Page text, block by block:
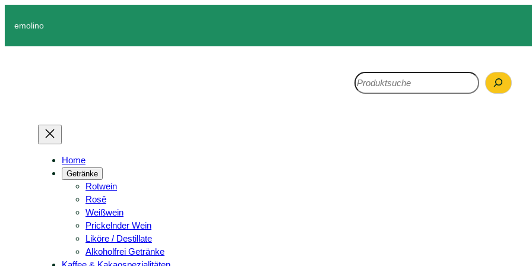
Inhalt
emolino
Search
Home
Getränke
Rotwein
Rosê
Weißwein
Prickelnder Wein
Liköre / Destillate
Alkoholfrei Getränke